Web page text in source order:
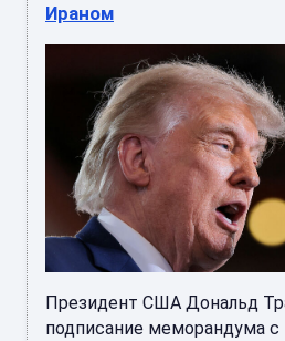
Ираном
Президент США Дональд
подписание меморандума